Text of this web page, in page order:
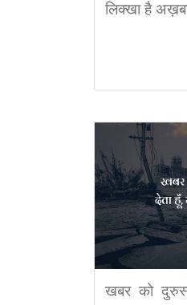
लिक्खा है
खबर को